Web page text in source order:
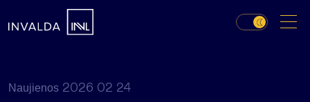
Naujienos 2026 02 24